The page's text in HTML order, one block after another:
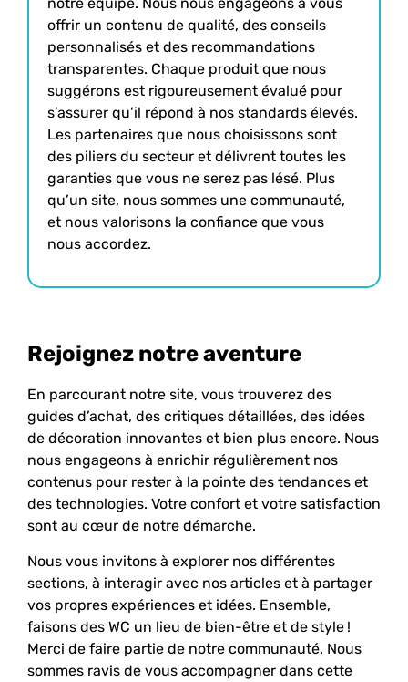
offrir un contenu de qualité, des conseils
personnalisés et des recommandations
transparentes. Chaque produit que nous
suggérons est rigoureusement évalué pour
s’assurer qu’il répond à nos standards élevés.
Les partenaires que nous choisissons sont
des piliers du secteur et délivrent toutes les
garanties que vous ne serez pas lésé. Plus
qu’un site, nous sommes une communauté,
et nous valorisons la confiance que vous
nous accordez.
Rejoignez notre aventure
En parcourant notre site, vous trouverez des
guides d’achat, des critiques détaillées, des idées
de décoration innovantes et bien plus encore. Nous
nous engageons à enrichir régulièrement nos
contenus pour rester à la pointe des tendances et
des technologies. Votre confort et votre satisfaction
sont au cœur de notre démarche.
Nous vous invitons à explorer nos différentes
sections, à interagir avec nos articles et à partager
vos propres expériences et idées. Ensemble,
faisons des WC un lieu de bien-être et de style !
Merci de faire partie de notre communauté. Nous
sommes ravis de vous accompagner dans cette